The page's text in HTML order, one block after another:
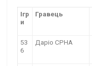
Ігр
и
Гравець
53
6
Даріо СРНА